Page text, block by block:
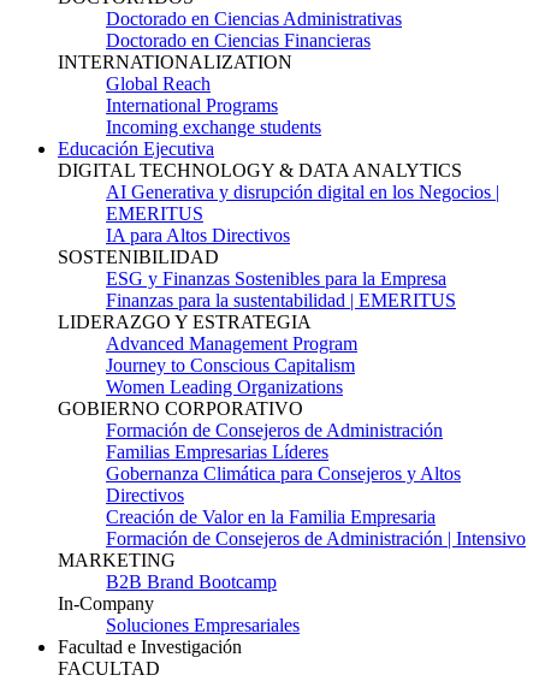
Doctorado en Ciencias Administrativas
Doctorado en Ciencias Financieras
INTERNATIONALIZATION
Global Reach
International Programs
Incoming exchange students
Educación Ejecutiva
DIGITAL TECHNOLOGY & DATA ANALYTICS
AI Generativa y disrupción digital en los Negocios |
EMERITUS
IA para Altos Directivos
SOSTENIBILIDAD
ESG y Finanzas Sostenibles para la Empresa
Finanzas para la sustentabilidad | EMERITUS
LIDERAZGO Y ESTRATEGIA
Advanced Management Program
Journey to Conscious Capitalism
Women Leading Organizations
GOBIERNO CORPORATIVO
Formación de Consejeros de Administración
Familias Empresarias Líderes
Gobernanza Climática para Consejeros y Altos
Directivos
Creación de Valor en la Familia Empresaria
Formación de Consejeros de Administración | Intensivo
MARKETING
B2B Brand Bootcamp
In-Company
Soluciones Empresariales
Facultad e Investigación
FACULTAD